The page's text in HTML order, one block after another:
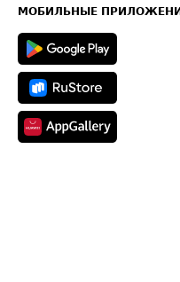
Техническая информация
МОБИЛЬНЫЕ